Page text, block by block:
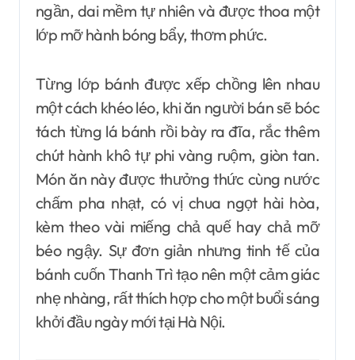
ngần, dai mềm tự nhiên và được thoa một
lớp mỡ hành bóng bẩy, thơm phức.
Từng lớp bánh được xếp chồng lên nhau
một cách khéo léo, khi ăn người bán sẽ bóc
tách từng lá bánh rồi bày ra đĩa, rắc thêm
chút hành khô tự phi vàng ruộm, giòn tan.
Món ăn này được thưởng thức cùng nước
chấm pha nhạt, có vị chua ngọt hài hòa,
kèm theo vài miếng chả quế hay chả mỡ
béo ngậy. Sự đơn giản nhưng tinh tế của
bánh cuốn Thanh Trì tạo nên một cảm giác
nhẹ nhàng, rất thích hợp cho một buổi sáng
khởi đầu ngày mới tại Hà Nội.